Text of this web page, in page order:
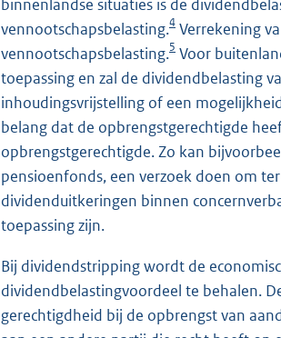
binnenlandse situaties is de
vennootschapsbelasting.4 Verrekening
vennootschapsbelasting.5 Voor
toepassing en zal de dividendbelasting
inhoudingsvrijstelling of een
belang dat de opbrengstgerechtigde
opbrengstgerechtigde. Zo kan
pensioenfonds, een verzoek doen om
dividenduitkeringen binnen
toepassing zijn.
Bij dividendstripping wordt de
dividendbelastingvoordeel te behalen.
gerechtigdheid bij de opbrengst van